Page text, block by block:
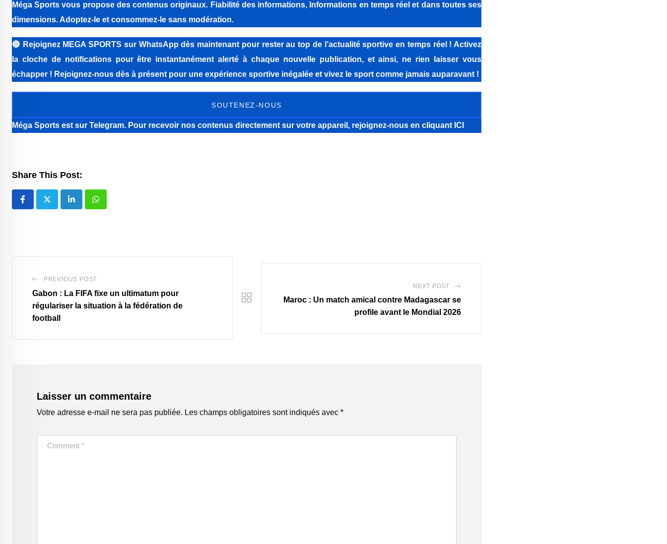
Méga Sports vous propose des contenus originaux. Fiabilité des informations, Informations en temps réel et dans toutes ses
dimensions. Adoptez-le et consommez-le sans modération.
🔴 Rejoignez MEGA SPORTS sur WhatsApp dès maintenant pour rester au top de l’actualité sportive en temps réel ! Activez
la cloche de notifications pour être instantanément alerté à chaque nouvelle publication, et ainsi, ne rien laisser vous
échapper ! Rejoignez-nous dès à présent pour une expérience sportive inégalée et vivez le sport comme jamais auparavant !
SOUTENEZ-NOUS
Méga Sports est sur Telegram. Pour recevoir nos contenus directement sur votre appareil, rejoignez-nous en cliquant ICI
Share This Post:
LinkedIn Whatsapp
PREVIOUS POST
Gabon : La FIFA fixe un ultimatum pour
régulariser la situation à la fédération de
football
NEXT POST
Maroc : Un match amical contre Madagascar se
profile avant le Mondial 2026
Laisser un commentaire
Votre adresse e-mail ne sera pas publiée. Les champs obligatoires sont indiqués avec *